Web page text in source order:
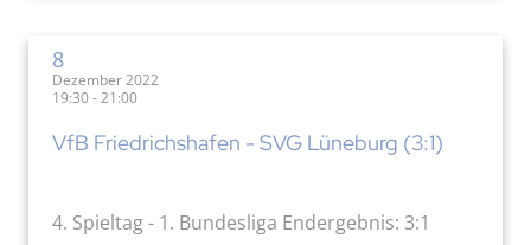
8
Dezember 2022
19:30 - 21:00
VfB Friedrichshafen - SVG Lüneburg (3:1)
4. Spieltag - 1. Bundesliga Endergebnis: 3:1